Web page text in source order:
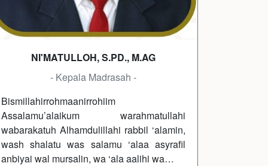
NI'MATULLOH, S.PD., M.AG
- Kepala Madrasah -
Bismillahirrohmaanirrohiim
Assalamu’alaikum warahmatullahi
wabarakatuh Alhamdulillahi rabbil ‘alamin,
wash shalatu was salamu ‘alaa asyrafil
anbiyai wal mursalin, wa ‘ala aalihi wa…